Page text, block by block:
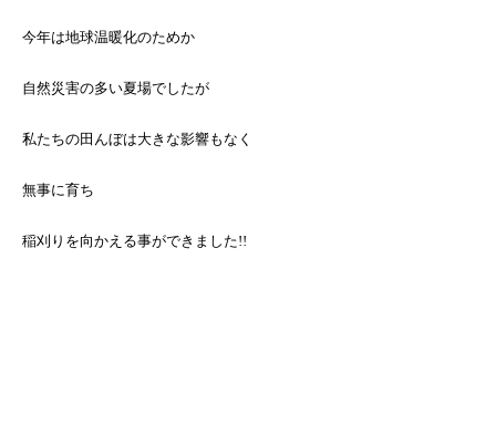
今年は地球温暖化のためか
自然災害の多い夏場でしたが
私たちの田んぼは大きな影響もなく
無事に育ち
稲刈りを向かえる事ができました!!